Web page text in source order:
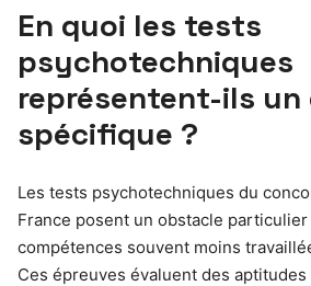
En quoi les tests
psychotechniques
représentent-ils
spécifique ?
Les tests psychotechniques du
France posent un obstacle
compétences souvent moins
Ces épreuves évaluent des